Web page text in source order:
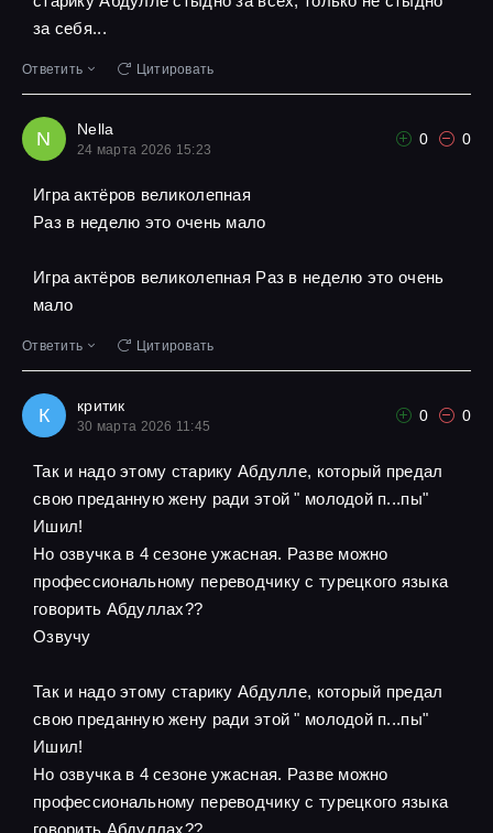
за себя...
Ответить Цитировать
N Nella
24 марта 2026 15:23
0 0
Игра актёров великолепная
Pаз в неделю это очень мало
Игра актёров великолепная Pаз в неделю это очень
мало
Ответить Цитировать
К критик
30 марта 2026 11:45
0 0
Так и надо этому старику Абдулле, который предал
свою преданную жену ради этой " молодой п...пы"
Ишил!
Но озвучка в 4 сезоне ужасная. Разве можно
профессиональному переводчику с турецкого языка
говорить Абдуллах??
Озвучу
Так и надо этому старику Абдулле, который предал
свою преданную жену ради этой " молодой п...пы"
Ишил!
Но озвучка в 4 сезоне ужасная. Разве можно
профессиональному переводчику с турецкого языка
говорить Абдуллах??